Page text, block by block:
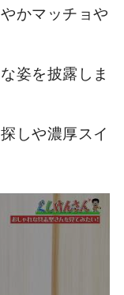
かマッチョや
姿を披露しま
しや濃厚スイ